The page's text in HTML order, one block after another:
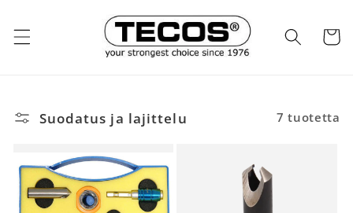
sisältöön
Suodatus ja lajittelu 7 tuotetta